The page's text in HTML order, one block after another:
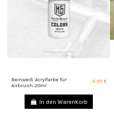
Reinweiß Acrylfarbe für
Airbrush 20ml
5,50 €
In den Warenkorb